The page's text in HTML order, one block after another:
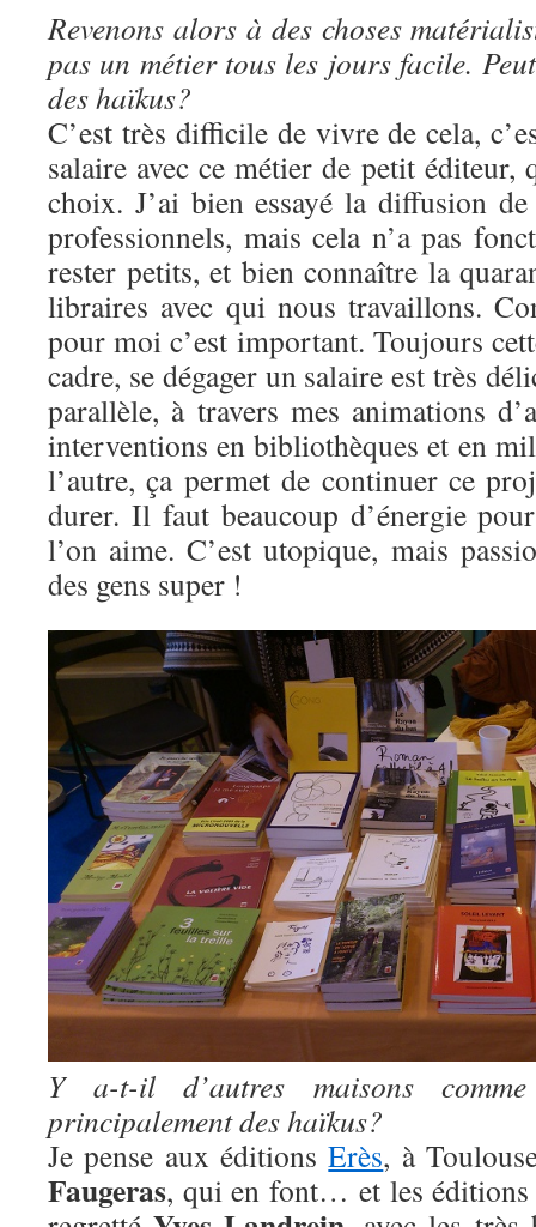
Revenons alors à des choses
pas un métier tous les jours facile.
des haïkus?
C’est très difficile de vivre de cela,
salaire avec ce métier de petit éditeur,
choix. J’ai bien essayé la diffusion
professionnels, mais cela n’a pas
rester petits, et bien connaître la
libraires avec qui nous travaillons.
pour moi c’est important. Toujours
cadre, se dégager un salaire est très
parallèle, à travers mes animations
interventions en bibliothèques et en
l’autre, ça permet de continuer ce
durer. Il faut beaucoup d’énergie
l’on aime. C’est utopique, mais
des gens super !
Y a-t-il d’autres maisons
principalement des haïkus?
Je pense aux éditionsErès, à
Faugeras, qui en font… et les